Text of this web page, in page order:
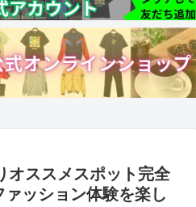
オススメスポット完全
ッション体験を楽し